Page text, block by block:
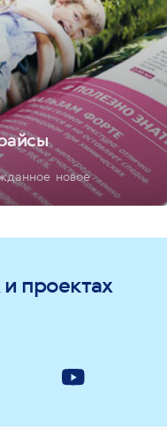
новое
проектах